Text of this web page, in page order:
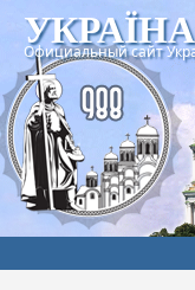
Официальный сайт